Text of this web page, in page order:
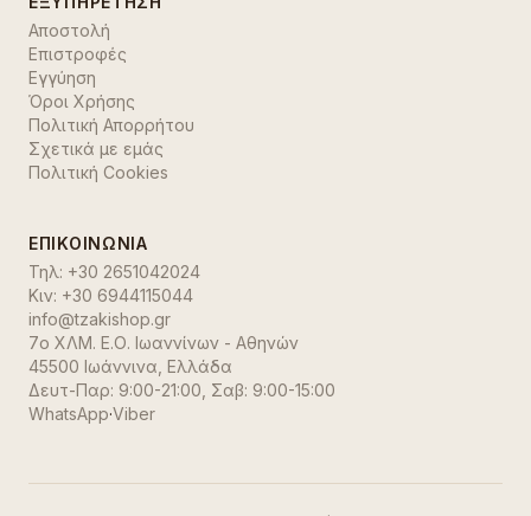
Αποστολή
Επιστροφές
Εγγύηση
Όροι Χρήσης
Πολιτική Απορρήτου
Σχετικά με εμάς
Πολιτική Cookies
ΕΠΙΚΟΙΝΩΝΊΑ
Τηλ: +30 2651042024
Κιν: +30 6944115044
info@tzakishop.gr
7ο ΧΛΜ. Ε.Ο. Ιωαννίνων - Αθηνών
45500 Ιωάννινα Ελλάδα
Δευτ-Παρ: 9:00-21:00, Σαβ: 9:00-15:00
WhatsApp·Viber